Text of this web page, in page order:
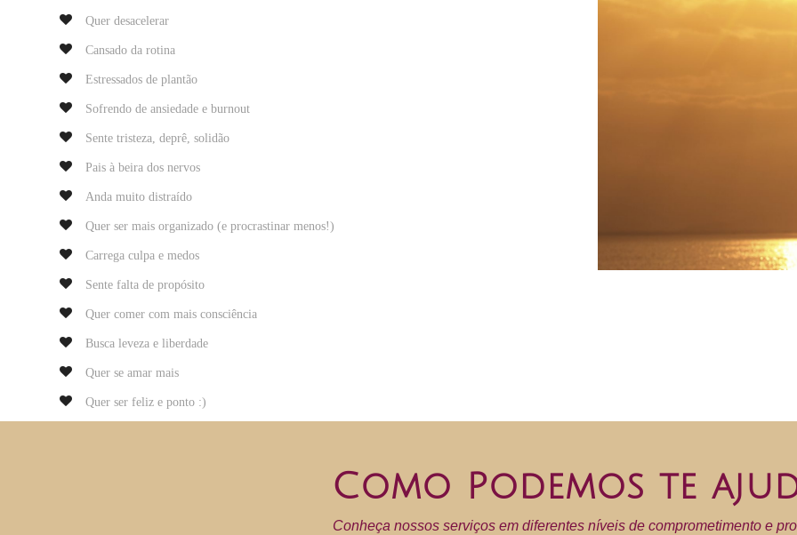
Quer desacelerar
Cansado da rotina
Estressados de plantão
Sofrendo de ansiedade e burnout
Sente tristeza, deprê, solidão
Pais à beira dos nervos
Anda muito distraído
Quer ser mais organizado (e procrastinar menos!)
Carrega culpa e medos
Sente falta de propósito
Quer comer com mais consciência
Busca leveza e liberdade
Quer se amar mais
Quer ser feliz e ponto :)
Como Podemos te
Conheça nossos serviços em diferentes níveis de comprometimento e